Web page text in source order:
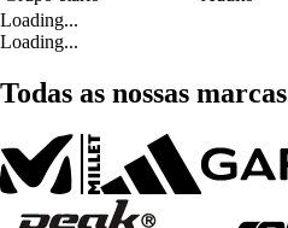
Loading...
Loading...
Todas as nossas marcas